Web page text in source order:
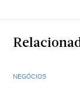
NEGÓCIOS